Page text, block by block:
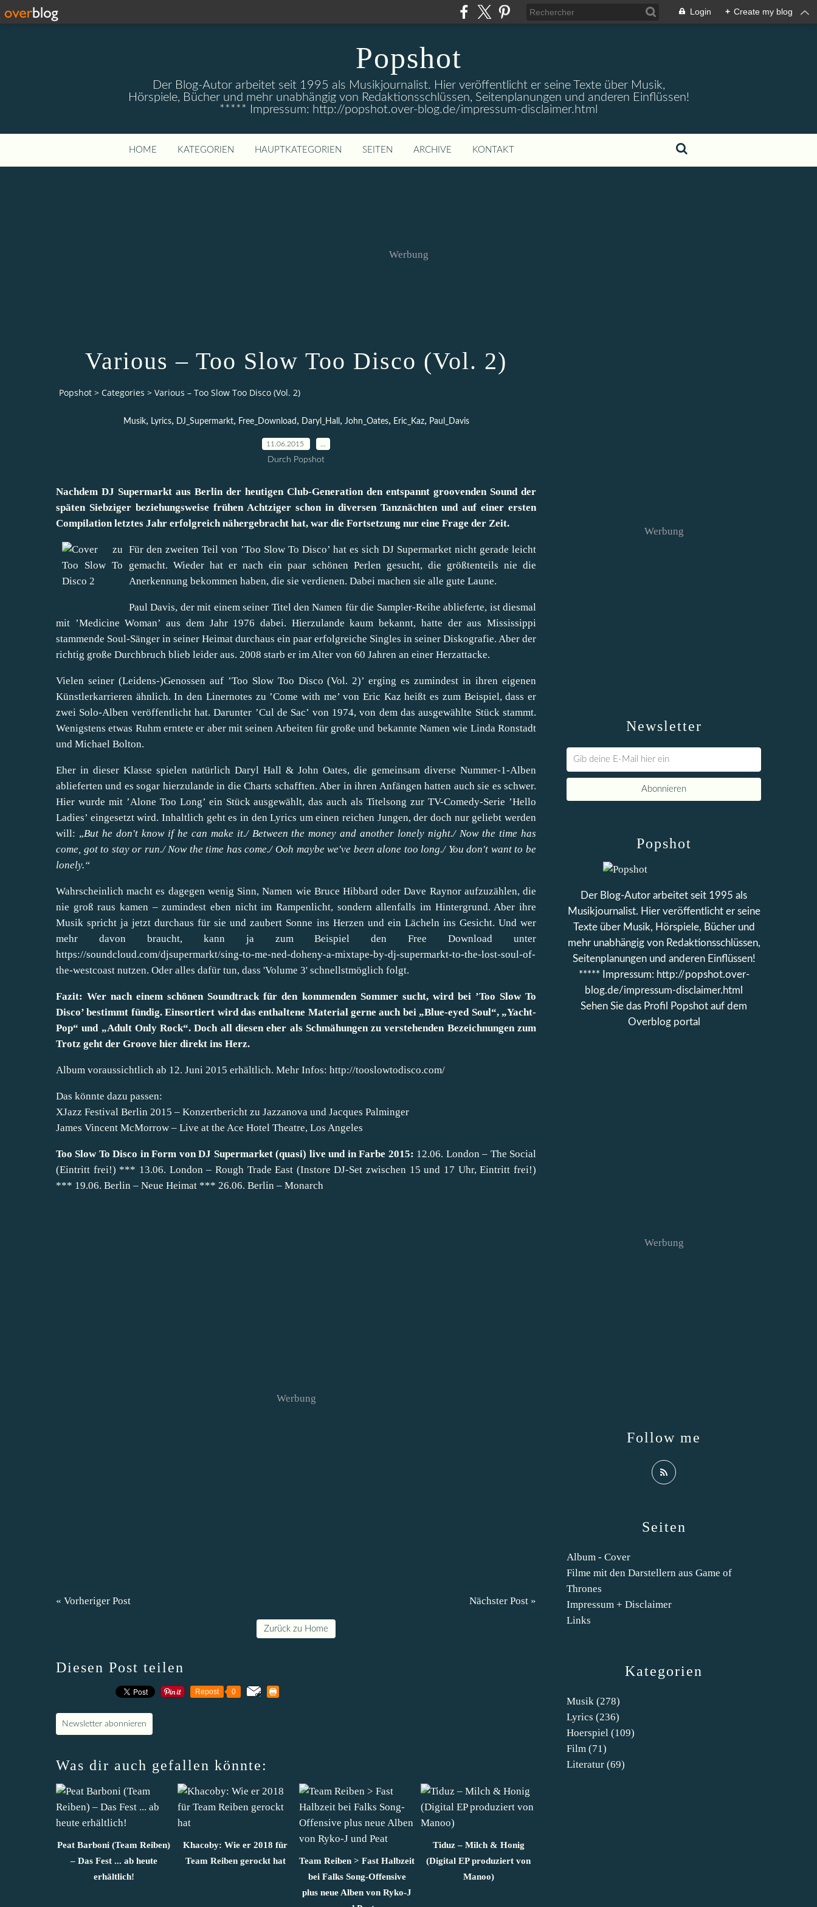
Login + Create my blog
Popshot
Der Blog-Autor arbeitet seit 1995 als Musikjournalist. Hier veröffentlicht er seine Texte über Musik,
Hörspiele, Bücher und mehr unabhängig von Redaktionsschlüssen, Seitenplanungen und anderen Einflüssen!
***** Impressum: http://popshot.over-blog.de/impressum-disclaimer.html
HOME KATEGORIEN HAUPTKATEGORIEN SEITEN ARCHIVE KONTAKT
Werbung
Various – Too Slow Too Disco (Vol. 2)
Popshot > Categories > Various – Too Slow Too Disco (Vol. 2)
Musik, Lyrics, DJ_Supermarkt, Free_Download , Daryl_Hall , John_Oates, Eric_Kaz, Paul_Davis
11.06.2015
Durch Popshot
Nachdem DJ Supermarkt aus Berlin der heutigen Club-Generation den entspannt groovenden Sound der
späten Siebziger beziehungsweise frühen Achtziger schon in diversen Tanznächten und auf einer ersten
Compilation letztes Jahr erfolgreich nähergebracht hat, war die Fortsetzung nur eine Frage der Zeit.
Für den zweiten Teil von ’Too Slow To Disco’ hat es sich DJ Supermarket nicht gerade leicht
gemacht. Wieder hat er nach ein paar schönen Perlen gesucht, die größtenteils nie die
Anerkennung bekommen haben, die sie verdienen. Dabei machen sie alle gute Laune.
Paul Davis, der mit einem seiner Titel den Namen für die Sampler-Reihe ablieferte, ist diesmal
mit ’Medicine Woman’ aus dem Jahr 1976 dabei. Hierzulande kaum bekannt, hatte der aus Mississippi
stammende Soul-Sänger in seiner Heimat durchaus ein paar erfolgreiche Singles in seiner Diskografie. Aber der
richtig große Durchbruch blieb leider aus. 2008 starb er im Alter von 60 Jahren an einer Herzattacke.
Vielen seiner (Leidens-)Genossen auf ’Too Slow Too Disco (Vol. 2)’ erging es zumindest in ihren eigenen
Künstlerkarrieren ähnlich. In den Linernotes zu ’Come with me’ von Eric Kaz heißt es zum Beispiel, dass er
zwei Solo-Alben veröffentlicht hat. Darunter ’Cul de Sac’ von 1974, von dem das ausgewählte Stück stammt.
Wenigstens etwas Ruhm erntete er aber mit seinen Arbeiten für große und bekannte Namen wie Linda Ronstadt
und Michael Bolton.
Eher in dieser Klasse spielen natürlich Daryl Hall & John Oates, die gemeinsam diverse Nummer-1-Alben
ablieferten und es sogar hierzulande in die Charts schafften. Aber in ihren Anfängen hatten auch sie es schwer.
Hier wurde mit ’Alone Too Long’ ein Stück ausgewählt, das auch als Titelsong zur TV-Comedy-Serie ’Hello
Ladies’ eingesetzt wird. Inhaltlich geht es in den Lyrics um einen reichen Jungen, der doch nur geliebt werden
will: „But he don't know if he can make it./ Between the money and another lonely night./ Now the time has
come, got to stay or run./ Now the time has come./ Ooh maybe we've been alone too long./ You don't want to be
lonely.“
Wahrscheinlich macht es dagegen wenig Sinn, Namen wie Bruce Hibbard oder Dave Raynor aufzuzählen, die
nie groß raus kamen – zumindest eben nicht im Rampenlicht, sondern allenfalls im Hintergrund. Aber ihre
Musik spricht ja jetzt durchaus für sie und zaubert Sonne ins Herzen und ein Lächeln ins Gesicht. Und wer
mehr davon braucht, kann ja zum Beispiel den Free Download unter
https://soundcloud.com/djsupermarkt/sing-to-me-ned-doheny-a-mixtape-by-dj-supermarkt-to-the-lost-soul-of-
the-westcoast nutzen. Oder alles dafür tun, dass 'Volume 3' schnellstmöglich folgt.
Fazit: Wer nach einem schönen Soundtrack für den kommenden Sommer sucht, wird bei ’Too Slow To
Disco’ bestimmt fündig. Einsortiert wird das enthaltene Material gerne auch bei „Blue-eyed Soul“, „Yacht-
Pop“ und „Adult Only Rock“. Doch all diesen eher als Schmähungen zu verstehenden Bezeichnungen zum
Trotz geht der Groove hier direkt ins Herz.
Album voraussichtlich ab 12. Juni 2015 erhältlich. Mehr Infos: http://tooslowtodisco.com/
Das könnte dazu passen:
XJazz Festival Berlin 2015 – Konzertbericht zu Jazzanova und Jacques Palminger
James Vincent McMorrow – Live at the Ace Hotel Theatre, Los Angeles
Too Slow To Disco in Form von DJ Supermarket (quasi) live und in Farbe 2015: 12.06. London – The Social
(Eintritt frei!) *** 13.06. London – Rough Trade East (Instore DJ-Set zwischen 15 und 17 Uhr, Eintritt frei!)
*** 19.06. Berlin – Neue Heimat *** 26.06. Berlin – Monarch
Werbung
« Vorheriger Post Nächster Post »
Zurück zu Home
Diesen Post teilen
Repost 0
Newsletter abonnieren
Was dir auch gefallen könnte:
Peat Barboni (Team Reiben)
– Das Fest ... ab heute
erhältlich!
Khacoby: Wie er 2018 für
Team Reiben gerockt hat
Team Reiben > Fast Halbzeit
bei Falks Song-Offensive
plus neue Alben von Ryko-J
Tiduz – Milch & Honig
(Digital EP produziert von
Manoo)
Newsletter
Werbung
Kategorien
Musik (278)
Lyrics (236)
Hoerspiel (109)
Film (71)
Literatur (69)
Seiten
Album - Cover
Filme mit den Darstellern aus Game of
Thrones
Impressum + Disclaimer
Links
Popshot
Der Blog-Autor arbeitet seit 1995 als
Musikjournalist. Hier veröffentlicht er seine
Texte über Musik, Hörspiele, Bücher und
mehr unabhängig von Redaktionsschlüssen,
Seitenplanungen und anderen Einflüssen!
***** Impressum: http://popshot.over-
blog.de/impressum-disclaimer.html
Sehen Sie das Profil
Popshot auf dem
Overblog portal
Follow me
Werbung